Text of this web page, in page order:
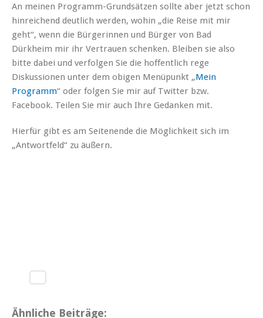
An meinen Programm-Grundsätzen sollte aber jetzt schon
hinreichend deutlich werden, wohin „die Reise mit mir
geht“, wenn die Bürgerinnen und Bürger von Bad
Dürkheim mir ihr Vertrauen schenken. Bleiben sie also
bitte dabei und verfolgen Sie die hoffentlich rege
Diskussionen unter dem obigen Menüpunkt „Mein
Programm“ oder folgen Sie mir auf Twitter bzw.
Facebook. Teilen Sie mir auch Ihre Gedanken mit.
Hierfür gibt es am Seitenende die Möglichkeit sich im
„Antwortfeld“ zu äußern.
Ähnliche Beiträge: